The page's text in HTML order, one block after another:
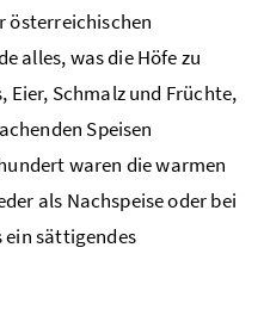
österreichischen
alles, was die Höfe zu
Eier, Schmalz und Früchte,
Speisen
waren die warmen
als Nachspeise oder bei
ein sättigendes